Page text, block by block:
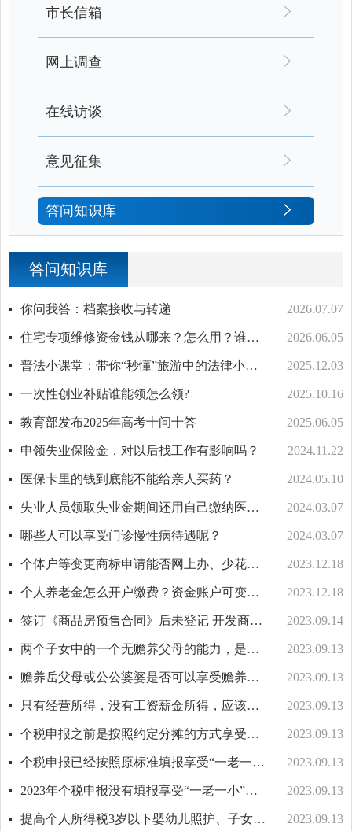
市长信箱
网上调查
在线访谈
意见征集
答问知识库
答问知识库
2026.07.07
你问我答：档案接收与转递
2026.06.05
住宅专项维修资金钱从哪来？怎么用？谁说了算？一图读懂→
2025.12.03
普法小课堂：带你“秒懂”旅游中的法律小知识！
2025.10.16
一次性创业补贴谁能领怎么领?
2025.06.05
教育部发布2025年高考十问十答
2024.11.22
申领失业保险金，对以后找工作有影响吗？
2024.05.10
医保卡里的钱到底能不能给亲人买药？
2024.03.07
失业人员领取失业金期间还用自己缴纳医疗保险吗？
2024.03.07
哪些人可以享受门诊慢性病待遇呢？
2023.12.18
个体户等变更商标申请能否网上办、少花钱？
2023.12.18
个人养老金怎么开户缴费？资金账户可变更银行吗？
2023.09.14
签订《商品房预售合同》后未登记 开发商一房二卖还能要回房子吗？
2023.09.13
两个子女中的一个无赡养父母的能力，是否可以由另一个享受3000元赡养老人专项附加扣除标准？
2023.09.13
赡养岳父母或公公婆婆是否可以享受赡养老人专项附加扣除？
2023.09.13
只有经营所得，没有工资薪金所得，应该如何享受提高后的个税专项附加扣除？
2023.09.13
个税申报之前是按照约定分摊的方式享受赡养老人专项附加扣除的，这次标准提高后能不能重新调整扣除额度？
2023.09.13
个税申报已经按照原标准填报享受“一老一小”扣除，如何按照2023年提高后的标准享受扣除？
2023.09.13
2023年个税申报没有填报享受“一老一小”扣除，应该如何享受？
2023.09.13
提高个人所得税3岁以下婴幼儿照护、子女教育、赡养老人专项附加扣除标准的具体规定是什么？